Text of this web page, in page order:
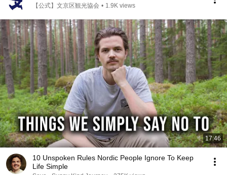
【公式】文京区観光協会 • 1.9K views
17:46
10 Unspoken Rules Nordic People Ignore To Keep
Life Simple